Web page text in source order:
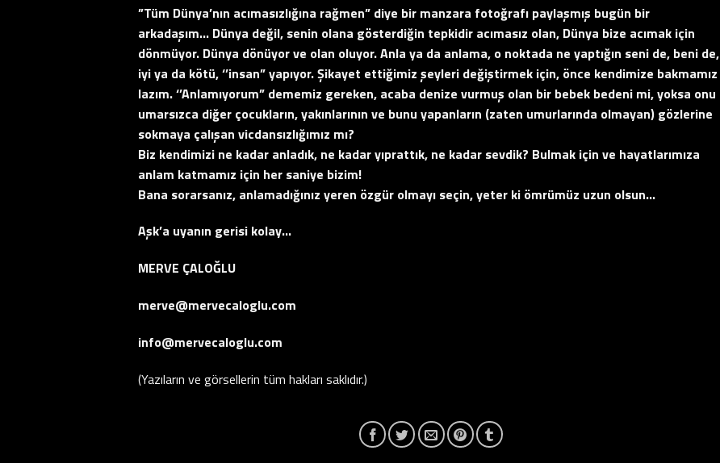
”Tüm Dünya’nın acımasızlığına rağmen” diye bir manzara fotoğrafı paylaşmış bugün bir
arkadaşım… Dünya değil, senin olana gösterdiğin tepkidir acımasız olan, Dünya bize acımak için
dönmüyor. Dünya dönüyor ve olan oluyor. Anla ya da anlama, o noktada ne yaptığın seni de, beni de,
iyi ya da kötü, ‘’insan” yapıyor. Şikayet ettiğimiz şeyleri değiştirmek için, önce kendimize bakmamız
lazım. ‘’Anlamıyorum” dememiz gereken, acaba denize vurmuş olan bir bebek bedeni mi, yoksa onu
umarsızca diğer çocukların, yakınlarının ve bunu yapanların (zaten umurlarında olmayan) gözlerine
sokmaya çalışan vicdansızlığımız mı?
Biz kendimizi ne kadar anladık, ne kadar yıprattık, ne kadar sevdik? Bulmak için ve hayatlarımıza
anlam katmamız için her saniye bizim!
Bana sorarsanız, anlamadığınız yeren özgür olmayı seçin, yeter ki ömrümüz uzun olsun…
Aşk’a uyanın gerisi kolay…
MERVE ÇALOĞLU
merve@mervecaloglu.com
info@mervecaloglu.com
(Yazıların ve görsellerin tüm hakları saklıdır.)